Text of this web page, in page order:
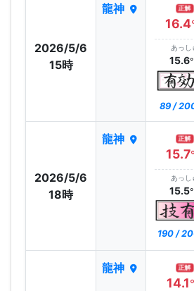
2026/5/6
15時
龍神 正解
16.4
あっし
15.6
89 /
2026/5/6
18時
龍神 正解
15.7
あっし
15.5
190 /
龍神 正解
14.1